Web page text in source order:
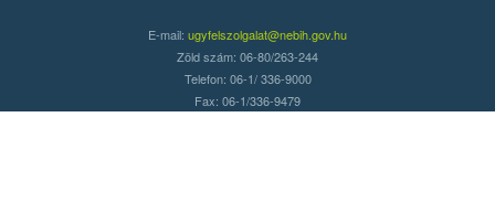
E-mail: ugyfelszolgalat@nebih.gov.hu
Zöld szám: 06-80/263-244
Telefon: 06-1/ 336-9000
Fax: 06-1/336-9479